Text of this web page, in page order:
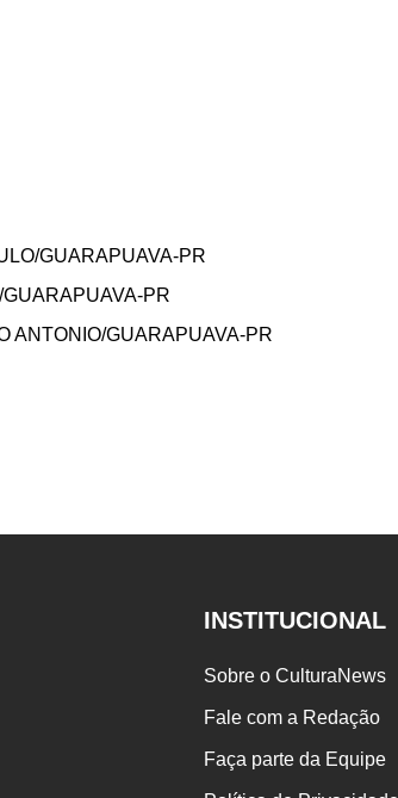
GUARAPUAVA-PR
PR
ANTONIO/GUARAPUAVA-PR
INSTITUCIONAL
Sobre o CulturaNews
Fale com a Redação
Faça parte da Equipe